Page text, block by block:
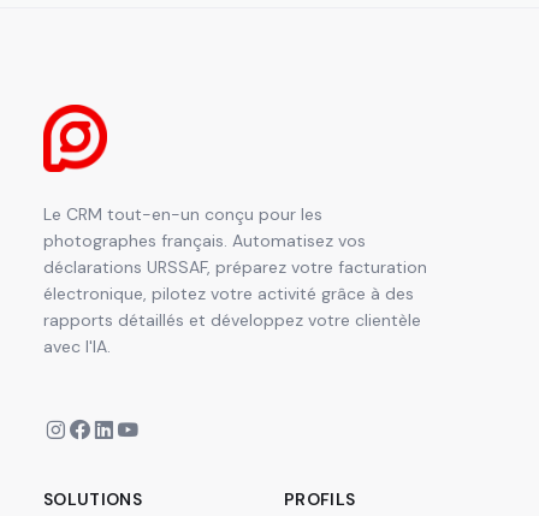
Le CRM tout-en-un conçu pour les
photographes français. Automatisez vos
déclarations URSSAF, préparez votre facturation
électronique, pilotez votre activité grâce à des
rapports détaillés et développez votre clientèle
avec l'IA.
SOLUTIONS
PROFILS